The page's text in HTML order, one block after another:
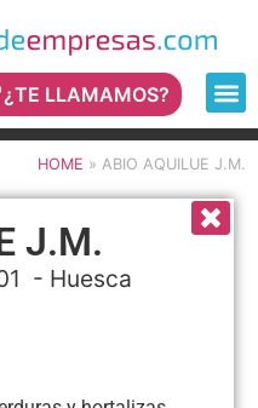
¿TE LLAMAMOS?
HOME » ABIO AQUILUE J.M.
J.M.
- Huesca